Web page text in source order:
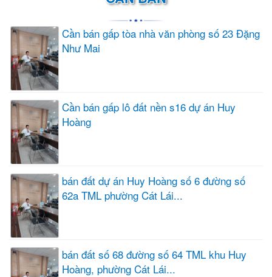
Cần bán gấp tòa nhà văn phòng số 23 Đặng
Như Mai
Cần bán gấp lô đất nền s16 dự án Huy
Hoàng
bán đất dự án Huy Hoàng số 6 đường số
62a TML phường Cát Lái...
bán đất số 68 đường số 64 TML khu Huy
Hoàng, phường Cát Lái...